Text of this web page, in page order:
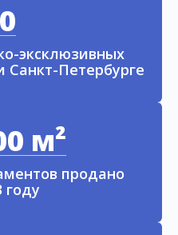
эксклюзивных
Санкт-Петербурге
м²
продано
году